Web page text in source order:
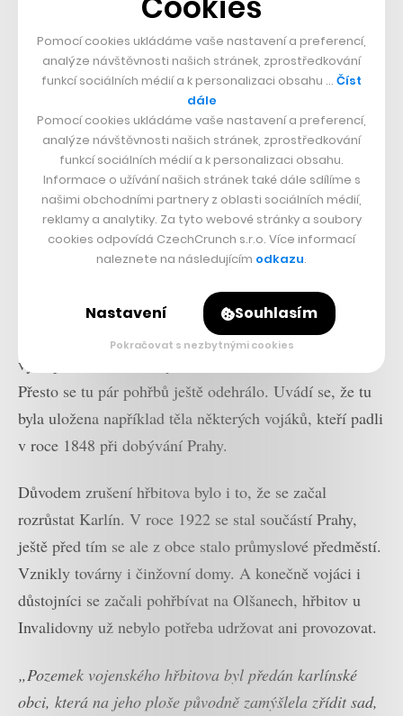
nebo měsíc a půl. Zbývá prozkoumat poslední část
někdejší nástavby hřbitova.
hřbitova, jeho osud se změnil už v roce 1894. Tehdy
místo posledního odpočinku zaniklo. Kapacita se
vyčerpala už ve dvacátých letech devatenáctého století.
Přesto se tu pár pohřbů ještě odehrálo. Uvádí se, že tu
byla uložena například těla některých vojáků, kteří padli
v roce 1848 při dobývání Prahy.
Důvodem zrušení hřbitova bylo i to, že se začal
rozrůstat Karlín. V roce 1922 se stal součástí Prahy,
ještě před tím se ale z obce stalo průmyslové předměstí.
Vznikly továrny i činžovní domy. A konečně vojáci i
důstojníci se začali pohřbívat na Olšanech, hřbitov u
Invalidovny už nebylo potřeba udržovat ani provozovat.
„Pozemek vojenského hřbitova byl předán karlínské
obci, která na jeho ploše původně zamýšlela zřídit sad,
Pomocí cookies ukládáme vaše nastavení a preferencí,
analýze návštěvnosti našich stránek, zprostředkování
funkcí sociálních médií a k personalizaci obsahu … Číst
dále
Pomocí cookies ukládáme vaše nastavení a preferencí,
analýze návštěvnosti našich stránek, zprostředkování
funkcí sociálních médií a k personalizaci obsahu.
Informace o užívání našich stránek také dále sdílíme s
našimi obchodními partnery z oblasti sociálních médií,
reklamy a analytiky. Za tyto webové stránky a soubory
cookies odpovídá CzechCrunch s.r.o. Více informací
naleznete na následujícím odkazu.
Nastavení Souhlasím
Pokračovat s nezbytnými cookies